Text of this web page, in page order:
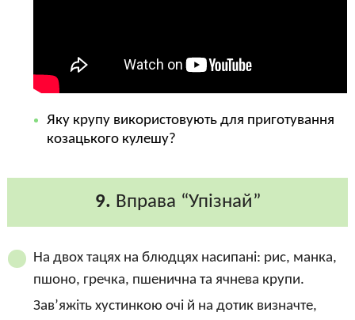
Яку крупу використовують для приготування
козацького кулешу?
9. Вправа “Упізнай”
На двох тацях на блюдцях насипані: рис, манка,
пшоно, гречка, пшенична та ячнева крупи.
Зав’яжіть хустинкою очі й на дотик визначте,